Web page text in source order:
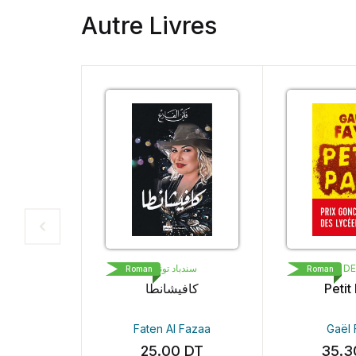
Autre Livres
سندباد تونس
كافيشانطا
Faten Al Fazaa
25.00 DT
Roman LIVRE
Petit
Gaël
Roman